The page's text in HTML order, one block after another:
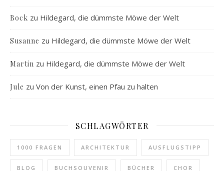
Bock zu Hildegard, die dümmste Möwe der Welt
Susanne zu Hildegard, die dümmste Möwe der Welt
Martin zu Hildegard, die dümmste Möwe der Welt
Jule zu Von der Kunst, einen Pfau zu halten
SCHLAGWÖRTER
1000 FRAGEN ARCHITEKTUR AUSFLUGSTIPP
BLOG BUCHSOUVENIR BÜCHER CHOR